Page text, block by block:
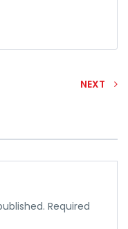
NEXT
Required